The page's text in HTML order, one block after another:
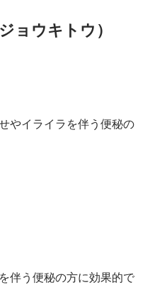
ョウキトウ）
やイライラを伴う便秘の
伴う便秘の方に効果的で